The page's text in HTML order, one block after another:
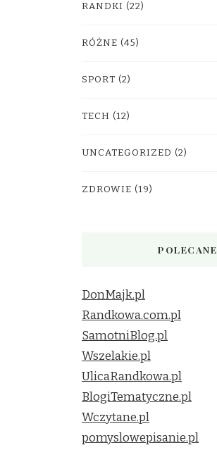
RANDKI (22)
RÓŻNE (45)
SPORT (2)
TECH (12)
UNCATEGORIZED (2)
ZDROWIE (19)
POLECANE
DonMajk.pl
Randkowa.com.pl
SamotniBlog.pl
Wszelakie.pl
UlicaRandkowa.pl
BlogiTematyczne.pl
Wczytane.pl
pomyslowepisanie.pl